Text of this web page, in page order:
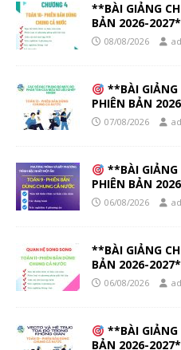
**BÀI GIẢNG
BẢN 2026-
08/08/2026
**BÀI GIẢNG
PHIÊN BẢN
07/08/2026
**BÀI GIẢNG
PHIÊN BẢN
06/08/2026
**BÀI GIẢNG
BẢN 2026-
06/08/2026
**BÀI GIẢNG
BẢN 2026-